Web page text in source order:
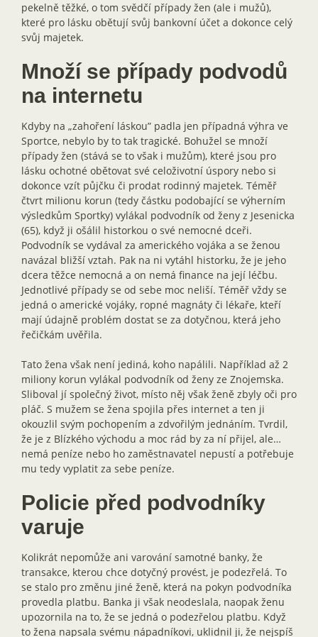
pekelně těžké, o tom svědčí případy žen (ale i mužů),
které pro lásku obětují svůj bankovní účet a dokonce celý
svůj majetek.
Množí se případy podvodů
na internetu
Kdyby na „zahoření láskou” padla jen případná výhra ve
Sportce, nebylo by to tak tragické. Bohužel se množí
případy žen (stává se to však i mužům), které jsou pro
lásku ochotné obětovat své celoživotní úspory nebo si
dokonce vzít půjčku či prodat rodinný majetek. Téměř
čtvrt milionu korun (tedy částku podobající se výherním
výsledkům Sportky) vylákal podvodník od ženy z Jesenicka
(65), když ji ošálil historkou o své nemocné dceři.
Podvodník se vydával za amerického vojáka a se ženou
navázal bližší vztah. Pak na ni vytáhl historku, že je jeho
dcera těžce nemocná a on nemá finance na její léčbu.
Jednotlivé případy se od sebe moc neliší. Téměř vždy se
jedná o americké vojáky, ropné magnáty či lékaře, kteří
mají údajně problém dostat se za dotyčnou, která jeho
řečičkám uvěřila.
Tato žena však není jediná, koho napálili. Například až 2
miliony korun vylákal podvodník od ženy ze Znojemska.
Sliboval jí společný život, místo něj však ženě zbyly oči pro
pláč. S mužem se žena spojila přes internet a ten ji
okouzlil svým pochopením a zdvořilým jednáním. Tvrdil,
že je z Blízkého východu a moc rád by za ní přijel, ale…
nemá peníze nebo ho zaměstnavatel nepustí a potřebuje
mu tedy vyplatit za sebe peníze.
Policie před podvodníky
varuje
Kolikrát nepomůže ani varování samotné banky, že
transakce, kterou chce dotyčný provést, je podezřelá. To
se stalo pro změnu jiné ženě, která na pokyn podvodníka
provedla platbu. Banka ji však neodeslala, naopak ženu
upozornila na to, že se jedná o podezřelou platbu. Když
to žena napsala svému nápadníkovi, uklidnil ji, že nejspíš